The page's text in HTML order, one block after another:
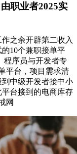
职业者2025实
之余开辟第二收入
10个兼职接单平
程序员与开发者专
平台，项目需求清
中级开发者接中小
台接到的电商库存
网